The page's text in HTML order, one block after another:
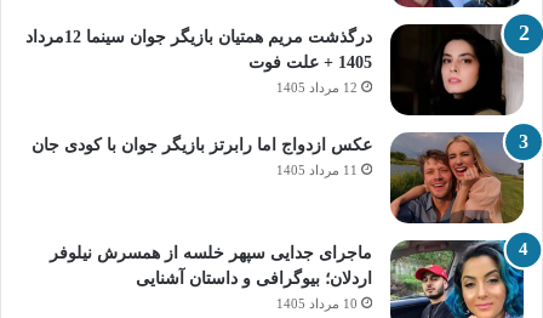
درگذشت مریم همتیان بازیگر جوان سینما 12مرداد
1405 + علت فوت
12 مرداد 1405
عکس ازدواج اما رابرتز بازیگر جوان با کودی جان
11 مرداد 1405
ماجرای جدایی سپهر خلسه از همسرش نیلوفر
اردلان؛ بیوگرافی و داستان آشنایی
10 مرداد 1405